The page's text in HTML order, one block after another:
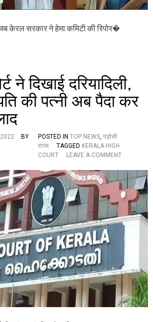
ओं
यौ
न
प
र
ज
स्टि
मा
क
मे
की
रि
पो
र्ट
-
हा
थी
के
दां
त
दि
खा
ने
के
केरल सरकार ने हेमा कमिटी की रिपोर�
ने दिखाई दरियादिली,
की पत्नी अब पैदा कर
BY
POSTED IN TOP NEWS, पड़ोसी
राज्य
TAGGED KERALA HIGH
COURT
LEAVE A COMMENTO
र
ल
हा
को
ने
ई
द
या
दि